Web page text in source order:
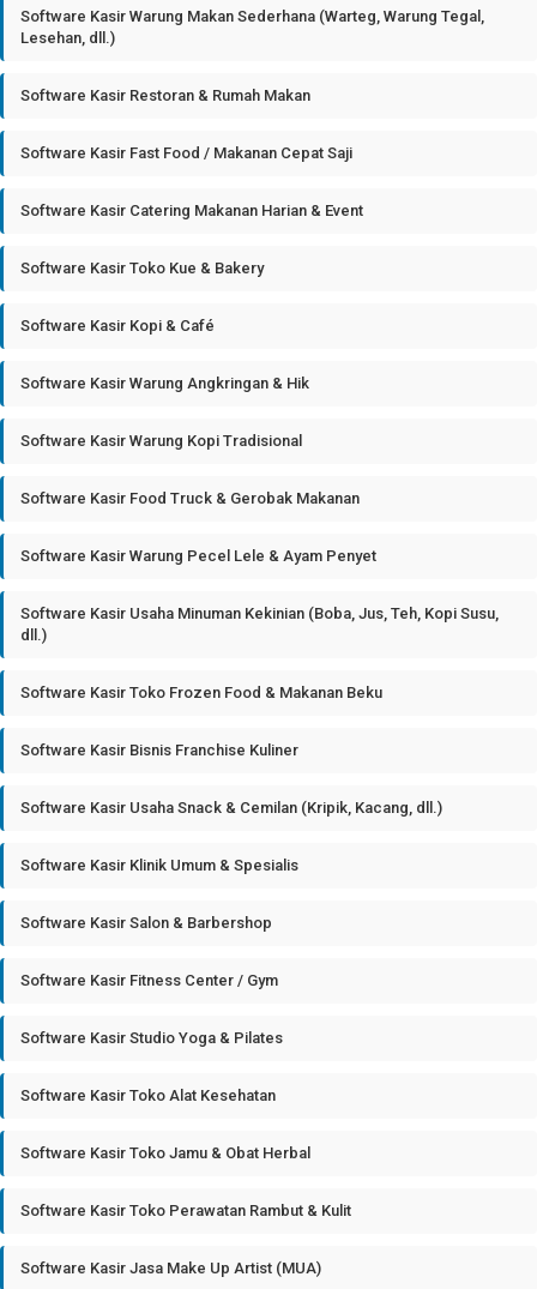
Software Kasir Warung Makan Sederhana (Warteg, Warung Tegal,
Lesehan, dll.)
Software Kasir Restoran & Rumah Makan
Software Kasir Fast Food / Makanan Cepat Saji
Software Kasir Catering Makanan Harian & Event
Software Kasir Toko Kue & Bakery
Software Kasir Kopi & Café
Software Kasir Warung Angkringan & Hik
Software Kasir Warung Kopi Tradisional
Software Kasir Food Truck & Gerobak Makanan
Software Kasir Warung Pecel Lele & Ayam Penyet
Software Kasir Usaha Minuman Kekinian (Boba, Jus, Teh, Kopi Susu,
dll.)
Software Kasir Toko Frozen Food & Makanan Beku
Software Kasir Bisnis Franchise Kuliner
Software Kasir Usaha Snack & Cemilan (Kripik, Kacang, dll.)
Software Kasir Klinik Umum & Spesialis
Software Kasir Salon & Barbershop
Software Kasir Fitness Center / Gym
Software Kasir Studio Yoga & Pilates
Software Kasir Toko Alat Kesehatan
Software Kasir Toko Jamu & Obat Herbal
Software Kasir Toko Perawatan Rambut & Kulit
Software Kasir Jasa Make Up Artist (MUA)